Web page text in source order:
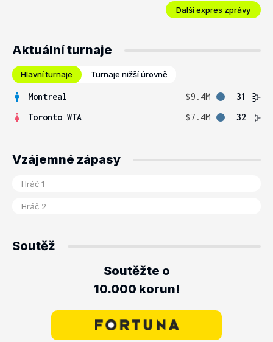
Další expres zprávy
Aktuální turnaje
Hlavní turnaje Turnaje nižší úrovně
Montreal $9.4M
31
Toronto WTA
$7.4M 32
Vzájemné zápasy
Soutěž
Soutěžte o
10.000 korun!